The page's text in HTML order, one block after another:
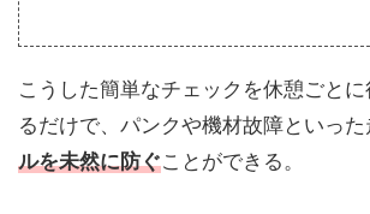
こうした簡単なチェックを休憩ごと
るだけで、パンクや機材故障といっ
ルを未然に防ぐことができる。